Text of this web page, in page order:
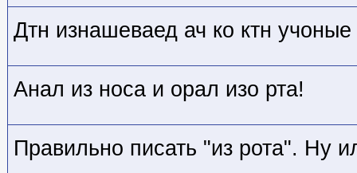
Дтн изнашеваед ач ко ктн
Анал из носа и орал изо рта!
Правильно писать "из рота". Ну